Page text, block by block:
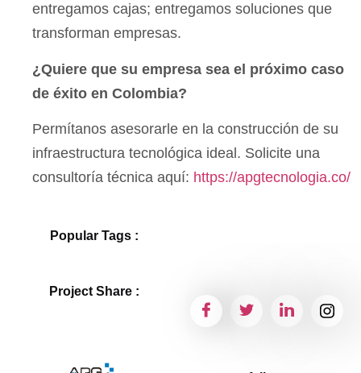
entregamos cajas; entregamos soluciones que
transforman empresas.
¿Quiere que su empresa sea el próximo caso
de éxito en Colombia?
Permítanos asesorarle en la construcción de su
infraestructura tecnológica ideal. Solicite una
consultoría técnica aquí: https://apgtecnologia.co/
Popular Tags :
Project Share :